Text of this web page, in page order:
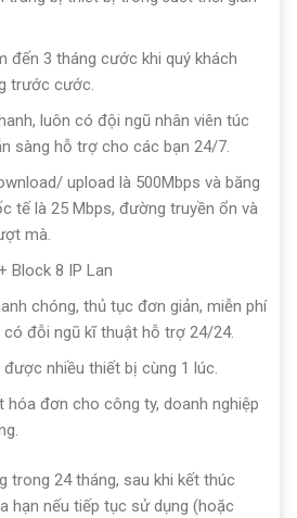
đến 3 tháng cước khi quý khách
trước cước.
luôn có đội ngũ nhân viên túc
sàng hỗ trợ cho các bạn 24/7.
upload là 500Mbps và băng
tế là 25 Mbps, đường truyền ổn và
mà.
Block 8 IP Lan
chóng, thủ tục đơn giản, miễn phí
có đỗi ngũ kĩ thuật hỗ trợ 24/24.
được nhiều thiết bị cùng 1 lúc.
hóa đơn cho công ty, doanh nghiệp
trong 24 tháng, sau khi kết thúc
hạn nếu tiếp tục sử dụng (hoặc